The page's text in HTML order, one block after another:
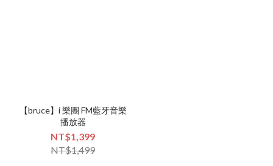
【bruce】i 樂團 FM藍牙音樂
播放器
NT$1,399
NT$1,499